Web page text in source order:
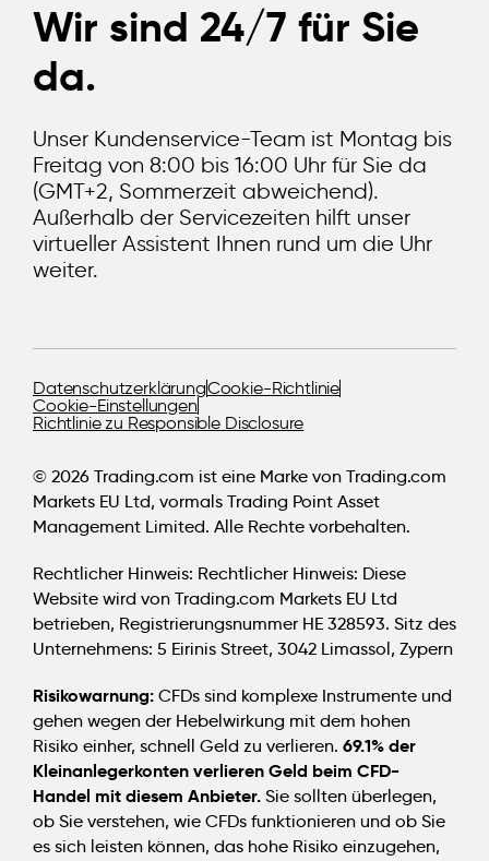
Wir sind 24/7 für Sie
da.
Unser Kundenservice-Team ist Montag bis
Freitag von 8:00 bis 16:00 Uhr für Sie da
(GMT+2, Sommerzeit abweichend).
Außerhalb der Servicezeiten hilft unser
virtueller Assistent Ihnen rund um die Uhr
weiter.
DatenschutzerklärungCookie-Richtlinie
Cookie-Einstellungen
Richtlinie zu Responsible Disclosure
© 2026 Trading.com ist eine Marke von Trading.com
Markets EU Ltd, vormals Trading Point Asset
Management Limited. Alle Rechte vorbehalten.
Rechtlicher Hinweis: Rechtlicher Hinweis: Diese
Website wird von Trading.com Markets EU Ltd
betrieben, Registrierungsnummer HE 328593. Sitz des
Unternehmens: 5 Eirinis Street, 3042 Limassol, Zypern
Risikowarnung: CFDs sind komplexe Instrumente und
gehen wegen der Hebelwirkung mit dem hohen
Risiko einher, schnell Geld zu verlieren. 69.1% der
Kleinanlegerkonten verlieren Geld beim CFD-
Handel mit diesem Anbieter. Sie sollten überlegen,
ob Sie verstehen, wie CFDs funktionieren und ob Sie
es sich leisten können, das hohe Risiko einzugehen,